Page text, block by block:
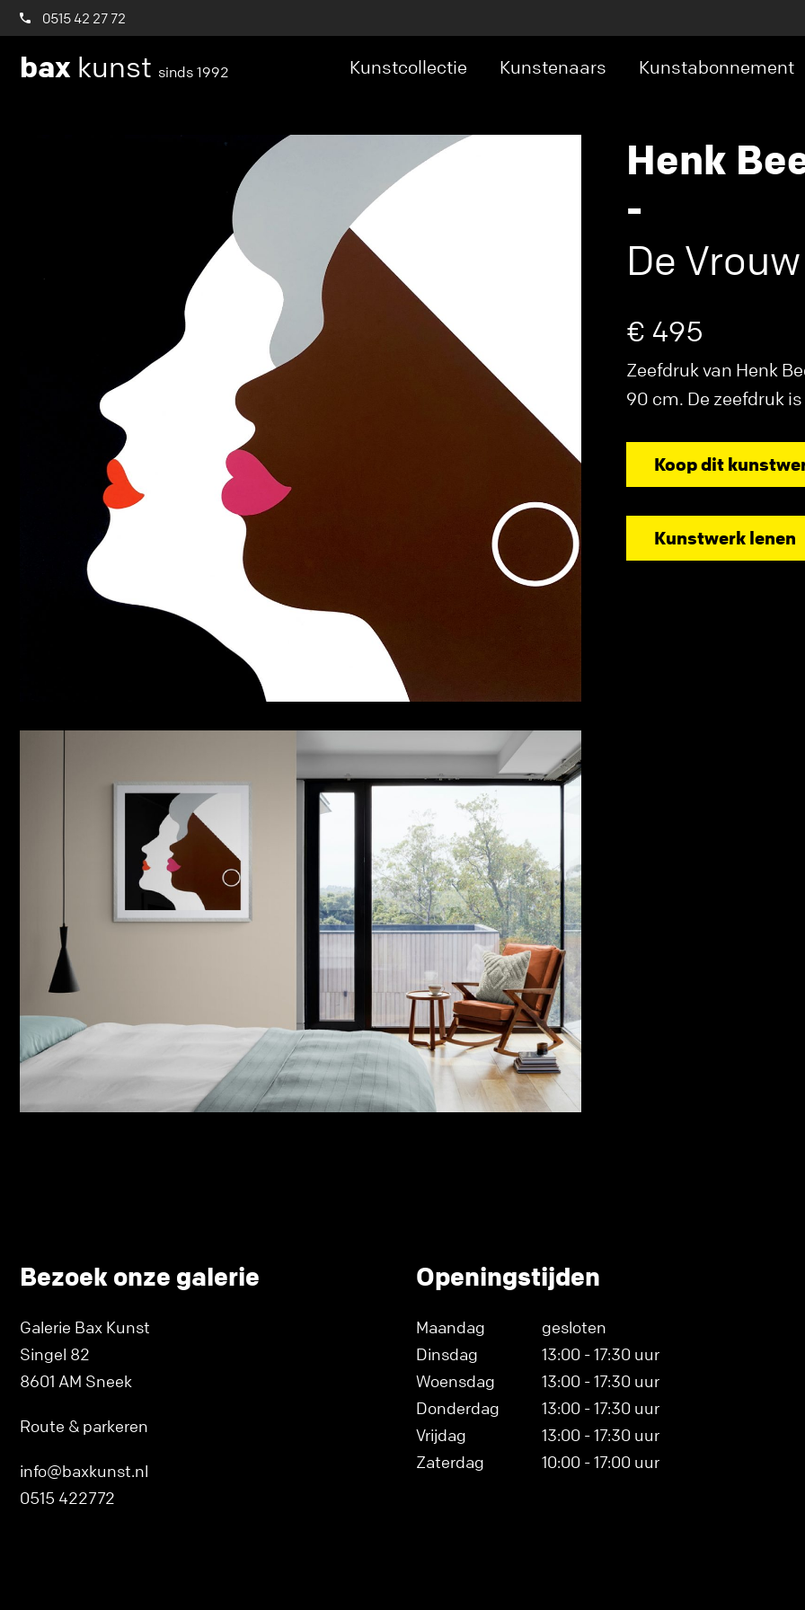
0515 42 27 72
bax kunst sinds 1992 Kunstcollectie Kunstenaars Kunstabonnement
Henk
-
De
€ 495
Zeefdruk van Henk
90 cm. De zeefdruk
Koop dit
Kunstwerk lenen
Bezoek onze galerie
Galerie Bax Kunst
Singel 82
8601 AM Sneek
Route & parkeren
info@baxkunst.nl
0515 422772
Openingstijden
Maandag
gesloten
Dinsdag
13:00 - 17:30 uur
Woensdag
13:00 - 17:30 uur
Donderdag
13:00 - 17:30 uur
Vrijdag
13:00 - 17:30 uur
Zaterdag
10:00 - 17:00 uur